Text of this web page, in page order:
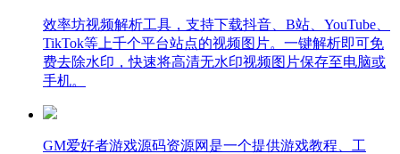
效率坊视频解析工具，支持下载抖音、B站、YouTube、
TikTok等上千个平台站点的视频图片。一键解析即可免
费去除水印，快速将高清无水印视频图片保存至电脑或
手机。
GM爱好者游戏源码资源网是一个提供游戏教程、工